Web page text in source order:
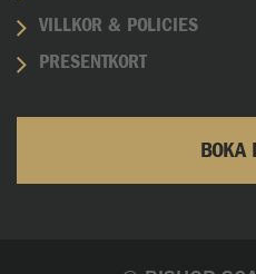
VILLKOR & POLICIES
PRESENTKORT
BOKA